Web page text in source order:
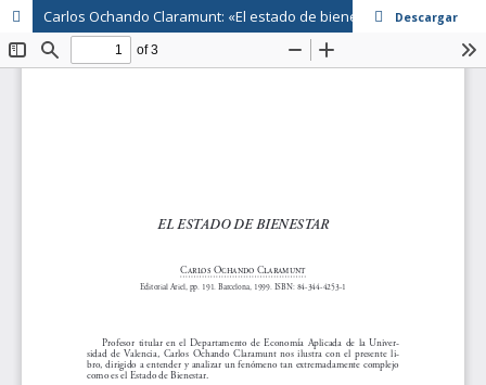
Carlos Ochando Claramunt: «El estado de bienestar» Descargar